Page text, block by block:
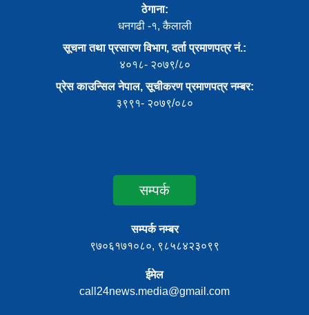
ठेगाना:
धनगढी -१, कैलाली
सूचना तथा प्रसारण विभाग, दर्ता प्रमाणपत्र नं.:
४०१८- २०७९/८०
प्रेस काउन्सिल नेपाल, सूचीकरण प्रमाणपत्र नम्बर:
३९९१- २०७९/०८०
सम्पर्क
सम्पर्क नम्बर
९७०६१७१०८०, ९८५८४२३०९९
ईमेल
call24news.media@gmail.com